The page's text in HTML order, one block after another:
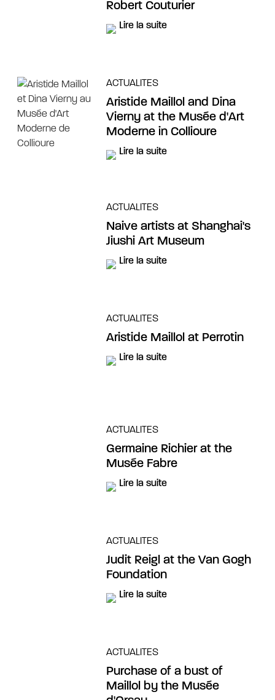
Robert Couturier
Lire la suite
ACTUALITES
Aristide Maillol and Dina
Vierny at the Musée d'Art
Moderne in Collioure
Lire la suite
ACTUALITES
Naive artists at Shanghai's
Jiushi Art Museum
Lire la suite
ACTUALITES
Aristide Maillol at Perrotin
Lire la suite
ACTUALITES
Germaine Richier at the
Musée Fabre
Lire la suite
ACTUALITES
Judit Reigl at the Van Gogh
Foundation
Lire la suite
ACTUALITES
Purchase of a bust of
Maillol by the Musée